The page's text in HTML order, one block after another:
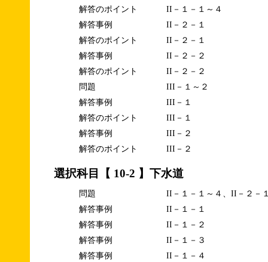
解答のポイント
II－１－１～４
解答事例
II－２－１
解答のポイント
II－２－１
解答事例
II－２－２
解答のポイント
II－２－２
問題
III－１～２
解答事例
III－１
解答のポイント
III－１
解答事例
III－２
解答のポイント
III－２
選択科目【 10-2 】下水道
問題
II－１－１～４、II－２－
解答事例
II－１－１
解答事例
II－１－２
解答事例
II－１－３
解答事例
II－１－４